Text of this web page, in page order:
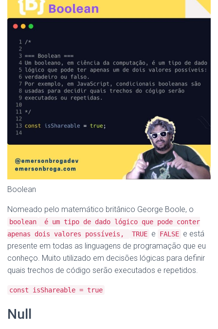
Boolean
Nomeado pelo matemático britânico George Boole, o
boolean
é um tipo de dado lógico que pode conter
apenas dois valores possíveis,
TRUE e FALSE e está
presente em todas as linguagens de programação que eu
conheço. Muito utilizado em decisões lógicas para definir
quais trechos de código serão executados e repetidos.
const isShareable = true
Null